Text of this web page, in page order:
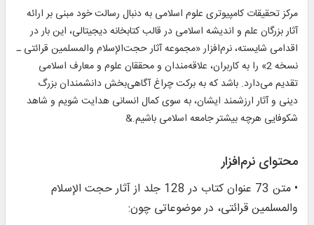
مركز تحقيقات كامپيوتری علوم اسلامی به دنبال رسالت خود مبنی بر ارائه
آثار بزرگان علم و اندیشه اسلامی در قالب كتابخانه ديجيتالی، اين بار در
اقدامی شايسته، نرم‌‌افزار «مجموعه آثار حجت‌الإسلام والمسلمین قرائتی ـ
نسخه 2» را به كاربران، علاقه‌مندان و محققان علوم و معارف اسلامی
تقديم می‌دارد. باشد که به برکت چراغ آگاهی‌بخش دانشمندان بزرگ
دینی و آثار ارزشمند ایشان، به سوی کمال انسانی هدایت شویم و شاهد
شکوفایی هرچه بیشتر جامعه اسلامی باشیم.&
محتوای نرم‌افزار
• متن 73 عنوان کتاب در 128 جلد از آثار حجت الإسلام
والمسلمین قرائتی، در موضوعاتی چون: